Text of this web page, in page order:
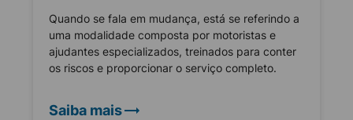
Quando se fala em mudança, está se referindo a
uma modalidade composta por motoristas e
ajudantes especializados, treinados para conter
os riscos e proporcionar o serviço completo.
Saiba mais